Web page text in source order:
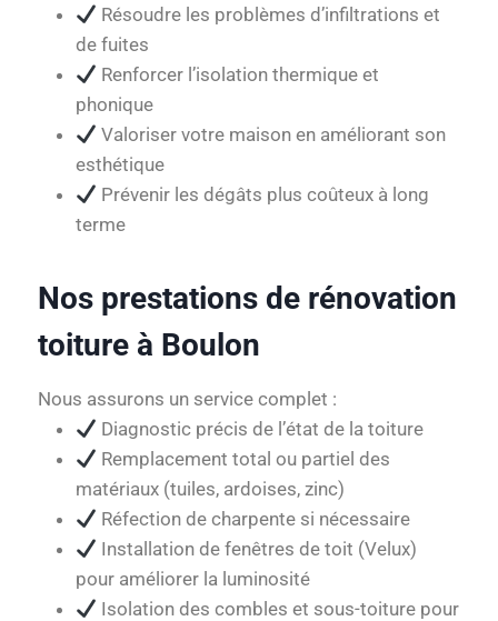
Résoudre les problèmes d’infiltrations et
de fuites
Renforcer l’isolation thermique et
phonique
Valoriser votre maison en améliorant son
esthétique
Prévenir les dégâts plus coûteux à long
terme
Nos prestations de rénovation
toiture à Boulon
Nous assurons un service complet :
Diagnostic précis de l’état de la toiture
Remplacement total ou partiel des
matériaux (tuiles, ardoises, zinc)
Réfection de charpente si nécessaire
Installation de fenêtres de toit (Velux)
pour améliorer la luminosité
Isolation des combles et sous-toiture pour